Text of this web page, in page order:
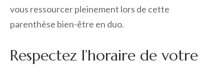
vous ressourcer pleinement lors de cette
parenthèse bien-être en duo.
Respectez l’horaire de votre